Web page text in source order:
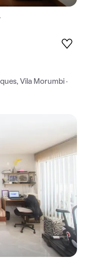
Vila Morumbi ·